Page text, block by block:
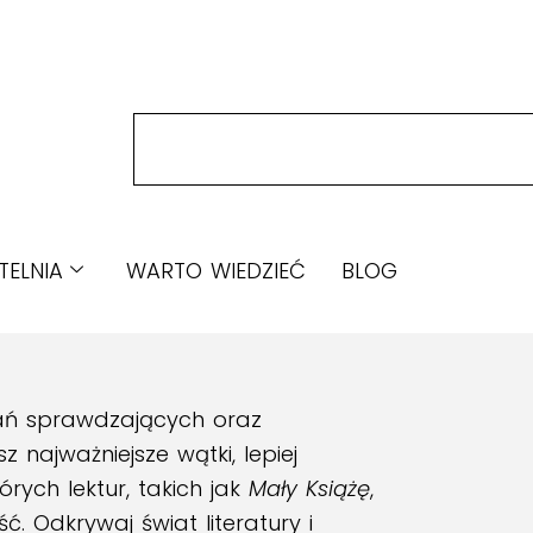
WARTO WIEDZIEĆ
BLOG
sprawdzających oraz
najważniejsze wątki, lepiej
lektur, takich jak Mały Książę,
Odkrywaj świat literatury i